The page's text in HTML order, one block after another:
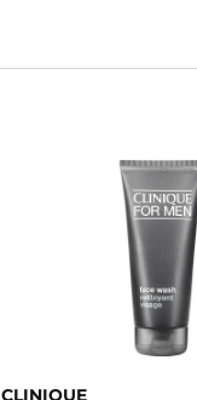
CLINIQUE